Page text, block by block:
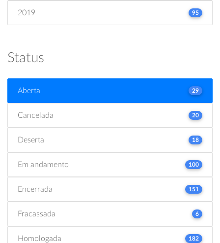
2019 95
Status
Aberta 29
Cancelada 20
Deserta 18
Em andamento 100
Encerrada 151
Fracassada 6
Homologada 182